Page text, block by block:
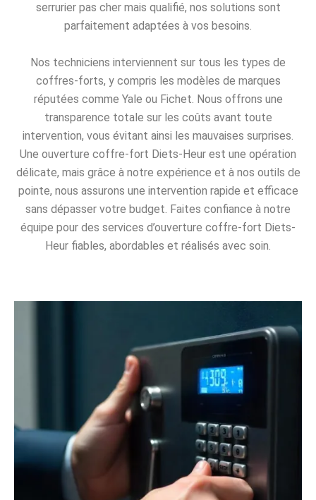
serrurier pas cher mais qualifié, nos solutions sont
parfaitement adaptées à vos besoins.
Nos techniciens interviennent sur tous les types de
coffres-forts, y compris les modèles de marques
réputées comme Yale ou Fichet. Nous offrons une
transparence totale sur les coûts avant toute
intervention, vous évitant ainsi les mauvaises surprises.
Une ouverture coffre-fort Diets-Heur est une opération
délicate, mais grâce à notre expérience et à nos outils de
pointe, nous assurons une intervention rapide et efficace
sans dépasser votre budget. Faites confiance à notre
équipe pour des services d’ouverture coffre-fort Diets-
Heur fiables, abordables et réalisés avec soin.